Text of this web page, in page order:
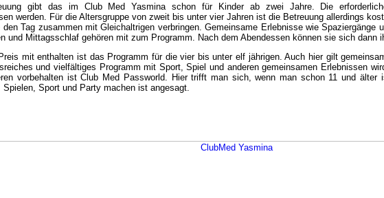
gibt das im Club Med Yasmina schon für Kinder ab zwei Jahre. Die
werden. Für die Altersgruppe von zweit bis unter vier Jahren ist die Betreuung allerdings
den Tag zusammen mit Gleichaltrigen verbringen. Gemeinsame Erlebnisse wie Spaziergänge
und Mittagsschlaf gehören mit zum Programm. Nach dem Abendessen können sie sich dann
mit enthalten ist das Programm für die vier bis unter elf jährigen. Auch hier gilt
und vielfältiges Programm mit Sport, Spiel und anderen gemeinsamen Erlebnissen
vorbehalten ist Club Med Passworld. Hier trifft man sich, wenn man schon 11 und
Spielen, Sport und Party machen ist angesagt.